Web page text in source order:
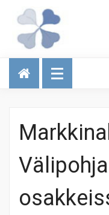
Talous